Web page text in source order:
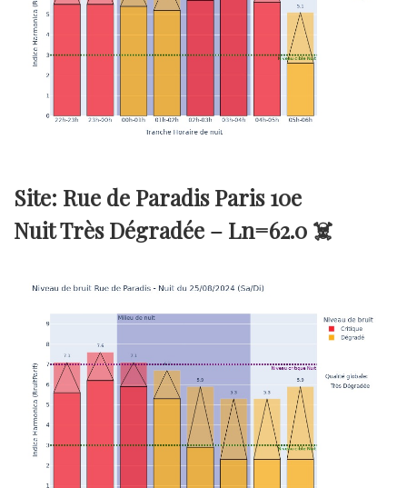
Site: Rue de Paradis Paris 10e
Nuit Très Dégradée – Ln=62.0 ☠️